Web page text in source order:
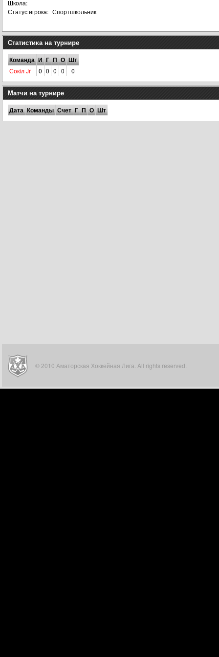
Школа:
Статус игрока: Спортшкольник
Статистика на турнире
Команда И Г П О Шт
Сокiл Jr 0 0 0 0 0
Матчи на турнире
Дата Команды Счет Г П О Шт
© 2010 Аматорская Хоккейная Лига. All rights reserved.